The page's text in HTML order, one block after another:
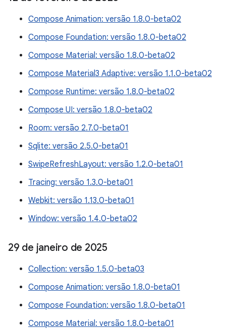
Compose Animation: versão 1.8.0-beta02
Compose Foundation: versão 1.8.0-beta02
Compose Material: versão 1.8.0-beta02
Compose Material3 Adaptive: versão 1.1.0-beta02
Compose Runtime: versão 1.8.0-beta02
Compose UI: versão 1.8.0-beta02
Room: versão 2.7.0-beta01
Sqlite: versão 2.5.0-beta01
SwipeRefreshLayout: versão 1.2.0-beta01
Tracing: versão 1.3.0-beta01
Webkit: versão 1.13.0-beta01
Window: versão 1.4.0-beta02
29 de janeiro de 2025
Collection: versão 1.5.0-beta03
Compose Animation: versão 1.8.0-beta01
Compose Foundation: versão 1.8.0-beta01
Compose Material: versão 1.8.0-beta01